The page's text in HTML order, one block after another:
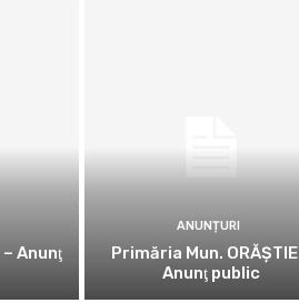
– Anunţ
ANUNȚURI
Primăria Mun.
Anunţ public